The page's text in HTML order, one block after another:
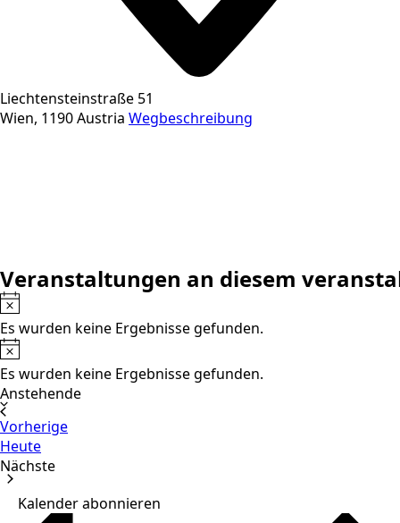
Liechtensteinstraße 51
Wien, 1190Austria Wegbeschreibung
Veranstaltungen an diesem
Hinweis
Es wurden keine Ergebnisse gefunden.
Hinweis
Es wurden keine Ergebnisse gefunden.
AnstehendeDatum
VorherigeVeranstaltungen
Heute
Nächste
Kalender abonnieren